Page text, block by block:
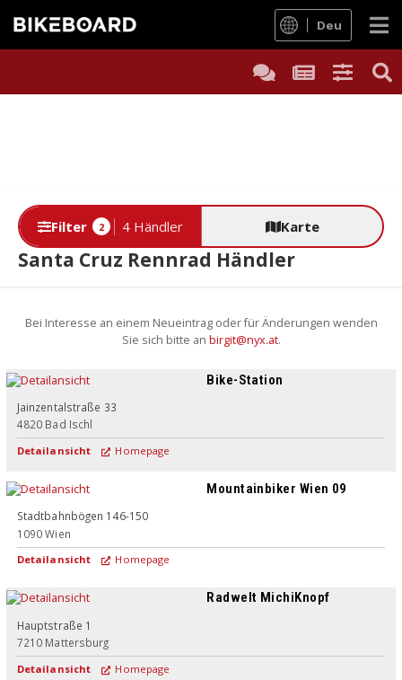
Deu
Filter 2 4 Händler Karte
Santa Cruz Rennrad Händler
Bei Interesse an einem Neueintrag oder für Änderungen wenden
Sie sich bitte an birgit@nyx.at.
Bike-Station
Jainzentalstraße 33
4820 Bad Ischl
Detailansicht Homepage
Mountainbiker Wien 09
Stadtbahnbögen 146-150
1090 Wien
Detailansicht Homepage
Radwelt MichiKnopf
Hauptstraße 1
7210 Mattersburg
Detailansicht Homepage